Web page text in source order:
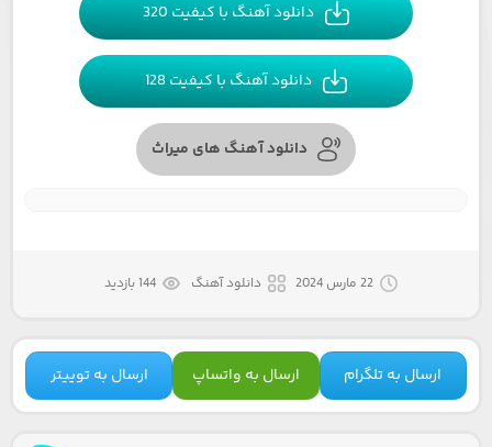
دانلود آهنگ با کیفیت 320
دانلود آهنگ با کیفیت 128
دانلود آهنگ های میراث
22 مارس 2024 دانلود آهنگ 144 بازدید
ارسال به تلگرام ارسال به واتساپ ارسال به توییتر